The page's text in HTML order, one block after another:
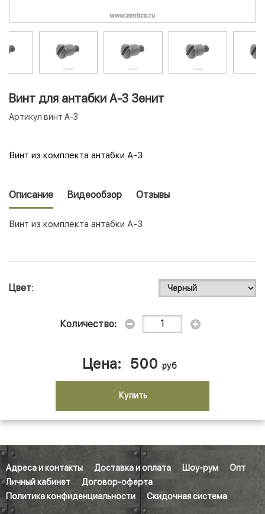
Винт для антабки А-3 Зенит
Артикул винт А-3
Винт из комплекта антабки А-3
Описание Видеообзор Отзывы
Винт из комплекта антабки А-3
Цвет
Количество:
Цена: 500 руб
Купить
Адреса и контакты Доставка и оплата Шоу-рум
Опт
Личный кабинет
Договор-оферта
Политика конфиденциальности
Скидочная система